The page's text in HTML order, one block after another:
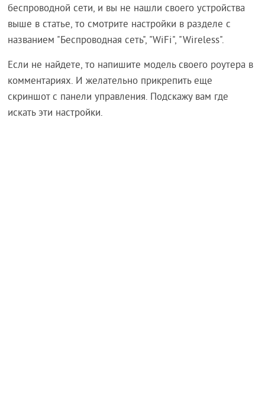
беспроводной сети, и вы не нашли своего устройства
выше в статье, то смотрите настройки в разделе с
названием "Беспроводная сеть", "WiFi", "Wireless".
Если не найдете, то напишите модель своего роутера в
комментариях. И желательно прикрепить еще
скриншот с панели управления. Подскажу вам где
искать эти настройки.